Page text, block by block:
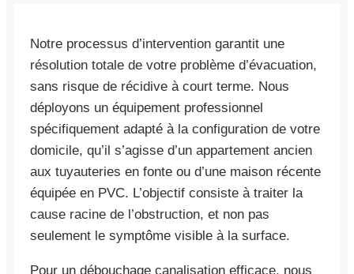
Notre processus d’intervention garantit une
résolution totale de votre problème d’évacuation,
sans risque de récidive à court terme. Nous
déployons un équipement professionnel
spécifiquement adapté à la configuration de votre
domicile, qu’il s’agisse d’un appartement ancien
aux tuyauteries en fonte ou d’une maison récente
équipée en PVC. L’objectif consiste à traiter la
cause racine de l’obstruction, et non pas
seulement le symptôme visible à la surface.
Pour un débouchage canalisation efficace, nous